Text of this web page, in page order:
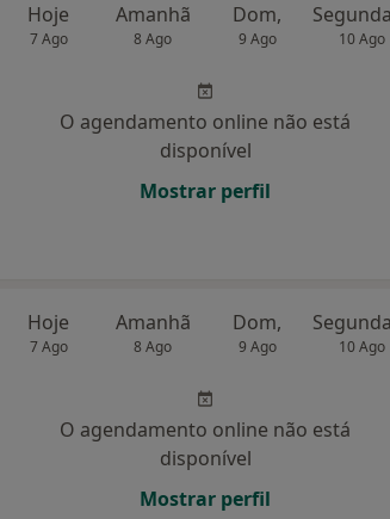
Hoje
7 Ago
Amanhã
8 Ago
Dom,
9 Ago 10 Ago
O agendamento online não está
disponível
Mostrar perfil
Hoje
7 Ago
Amanhã
8 Ago
Dom,
9 Ago 10 Ago
O agendamento online não está
disponível
Mostrar perfil